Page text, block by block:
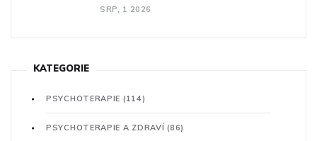
SRP, 1 2026
KATEGORIE
PSYCHOTERAPIE (114)
PSYCHOTERAPIE A ZDRAVÍ(86)